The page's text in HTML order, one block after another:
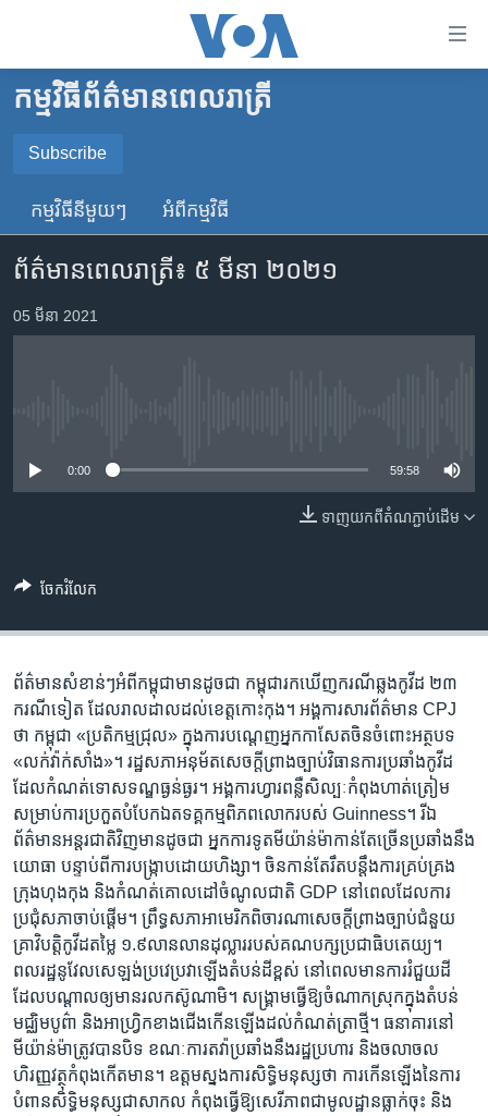
គេហទំព័រ​
ទាក់ទង
រំលង​
ទំព័រ​
ព័ត៌មាន​​
តែ​
ម្តង
រចនា
ចូល​
ទំព័រ​
កម្ពុជា
អន្តរជាតិ
ចិន
ហេឡូវីអូអេ
កម្ពុជាច្នៃប្រតិដ្ឋ
កម្មវិធីទាំងអស់
បណ្តាញ​សង្គម
ភាសា
កម្មវិធី​ព័ត៌មាន​ពេលរាត្រី
Subscribe
SUBSCRIBE
YouTube Music
កម្មវិធី​នីមួយៗ អំពី​កម្មវិធី​
ព័ត៌មានពេលរាត្រី៖ ៥ មីនា ២០២១
05 មីនា 2021
0:00 59:58
ទាញ​យក​ពី​តំណភ្ជាប់​ដើម
ចែករំលែក
ព័ត៌មាន​សំខាន់ៗ​អំពី​កម្ពុជា​មាន​ដូចជា កម្ពុជា​រក​ឃើញ​ករណី​ឆ្លង​កូវីដ ២៣ ​
ករណី​ទៀត ដែល​រាលដាល​ដល់​ខេត្ត​កោះកុង។ អង្គការ​សារព័ត៌មាន CPJ
ថា​ កម្ពុជា «ប្រតិកម្ម​ជ្រុល» ក្នុងការ​បណ្តេញ​អ្នក​កាសែត​ចិន​ចំពោះ​អត្ថបទ​
«លក់​វ៉ាក់សាំង»។ រដ្ឋ​សភា​អនុម័ត​សេចក្តី​ព្រាង​ច្បាប់​វិធានការ​ប្រឆាំង​កូវីដ
ដែល​កំណត់​ទោស​ទណ្ឌ​ធ្ងន់ធ្ងរ។ អង្គការ​ហ្វារ​ពន្លឺ​សិល្បៈ​កំពុង​ហាត់​ត្រៀម​
សម្រាប់​ការ​ប្រកួត​បំបែក​ឯតទគ្គកម្ម​ពិភព​លោក​របស់​​​ Guinness។ រីឯ​
ព័ត៌មាន​អន្តរជាតិ​វិញ​មាន​ដូចជា អ្នក​ការទូត​មីយ៉ាន់ម៉ា​កាន់តែ​ច្រើន​ប្រឆាំង​នឹង​
យោធា បន្ទាប់ពី​ការ​បង្ក្រាប​ដោយ​ហិង្សា។ ចិន​កាន់តែ​រឹត​បន្តឹង​ការ​គ្រប់គ្រង​
ក្រុង​ហុងកុង និងកំណត់​គោលដៅ​ចំណូល​ជាតិ GDP នៅពេល​ដែល​ការ​
ប្រជុំ​សភា​ចាប់ផ្តើម។ ព្រឹទ្ធសភា​អាមេរិក​ពិចារណា​សេចក្តី​ព្រាង​ច្បាប់​ជំនួយ​
គ្រាវិបត្តិ​កូវីដ​តម្លៃ ១.៩លានលាន​ដុល្លារ​របស់​គណបក្ស​ប្រជាធិបតេយ្យ។
ពលរដ្ឋ​នូវែលសេឡង់​ប្រវេប្រវា​ឡើង​តំបន់​ដីខ្ពស់ នៅពេល​មាន​ការ​រំជួយ​ដី​
ដែល​បណ្តាល​ឲ្យ​មាន​រលក​ស៊ូណាមិ។ សង្គ្រាម​ធ្វើ​ឱ្យ​​ចំណាក​ស្រុក​ក្នុង​តំបន់​
មជ្ឈិមបូព៌ា និង​អាហ្វ្រិក​ខាង​ជើង​កើនឡើង​ដល់​កំណត់​ត្រា​ថ្មី។ ធនាគារ​នៅ​
មីយ៉ាន់ម៉ាត្រូវបាន​បិទ ខណៈ​ការ​តវ៉ា​ប្រឆាំង​នឹង​រដ្ឋប្រហារ និង​ចលាចល​
ហិរញ្ញ​វត្ថុ​កំពុង​កើត​មាន។ ឧត្តម​ស្នងការ​សិទ្ធិ​មនុស្សថា ការ​កើនឡើង​នៃ​ការ​
បំពាន​សិទ្ធិមនុស្ស​ជា​សាកល កំពុង​ធ្វើ​ឱ្យ​សេរីភាព​ជា​មូលដ្ឋាន​ធ្លាក់ចុះ និង​